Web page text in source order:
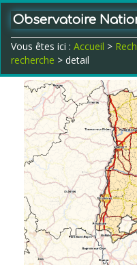
Observatoire
Vous êtes ici : Accueil >
recherche > detail